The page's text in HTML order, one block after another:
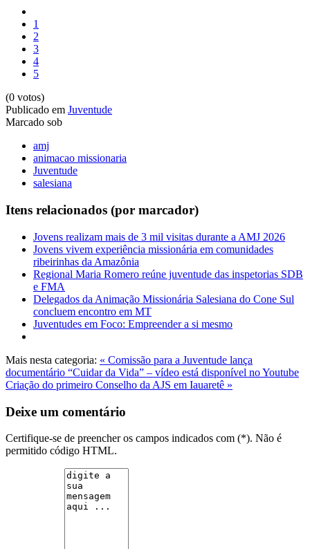
1
2
3
4
5
(0 votos)
Publicado em Juventude
Marcado sob
amj
animacao missionaria
Juventude
salesiana
Itens relacionados (por marcador)
Jovens realizam mais de 3 mil visitas durante a AMJ 2026
Jovens vivem experiência missionária em comunidades
ribeirinhas da Amazônia
Regional Maria Romero reúne juventude das inspetorias SDB
e FMA
Delegados da Animação Missionária Salesiana do Cone Sul
concluem encontro em MT
Juventudes em Foco: Empreender a si mesmo
Mais nesta categoria: « Comissão para a Juventude lança
documentário “Cuidar da Vida” – vídeo está disponível no Youtube
Criação do primeiro Conselho da AJS em Iauaretê »
Deixe um comentário
Certifique-se de preencher os campos indicados com (*). Não é
permitido código HTML.